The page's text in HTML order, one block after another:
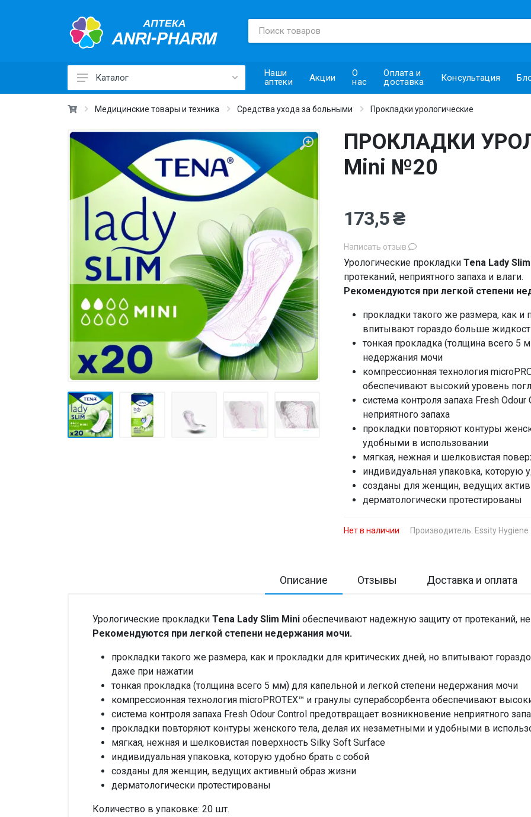
Каталог
Лекарственные средства ›
Медицинские товары и техника ›
Лечебная косметика ›
Красота и уход ›
Витамины и добавки ›
Ежедневная гигиена ›
Для детей и мам ›
Товары для дома ›
Косметика CODERMA KIDS
Наши
аптеки
Акции
О
нас
Оплата и
доставка
Консультация
Медицинские товары и техника Средства ухода за больными Прокладки урологические
ПРОКЛАДКИ
Mini №20
Написать отзыв
Урологические прокладкиTena Lady
протеканий, неприятного запаха и влаги.
Рекомендуются при легкой степени
прокладки такого же размера, как и
впитывают гораздо больше
тонкая прокладка (толщина всего 5
недержания мочи
компрессионная технология
обеспечивают высокий уровень
система контроля запаха Fresh
неприятного запаха
прокладки повторяют контуры
удобными в использовании
мягкая, нежная и шелковистая
индивидуальная упаковка, которую
созданы для женщин, ведущих
дерматологически протестированы
Нет в наличии Производитель: Essity
173,5 ₴
Описание Отзывы Доставка и оплата
Урологические прокладки Tena Lady Slim Mini обеспечивают надежную защиту от протеканий,
Рекомендуются при легкой степени недержания мочи.
прокладки такого же размера, как и прокладки для критических дней, но впитывают
даже при нажатии
тонкая прокладка (толщина всего 5 мм) для капельной и легкой степени недержания мочи
компрессионная технология microPROTEX™ и гранулы суперабсорбента обеспечивают
система контроля запаха Fresh Odour Control предотвращает возникновение неприятного
прокладки повторяют контуры женского тела, делая их незаметными и удобными в
мягкая, нежная и шелковистая поверхность Silky Soft Surface
индивидуальная упаковка, которую удобно брать с собой
созданы для женщин, ведущих активный образ жизни
дерматологически протестированы
Количество в упаковке: 20 шт.